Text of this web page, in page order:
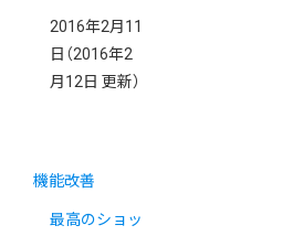
2016年2月11
日 （2016年2
月12日 更新）
機能改善
最高のショッ